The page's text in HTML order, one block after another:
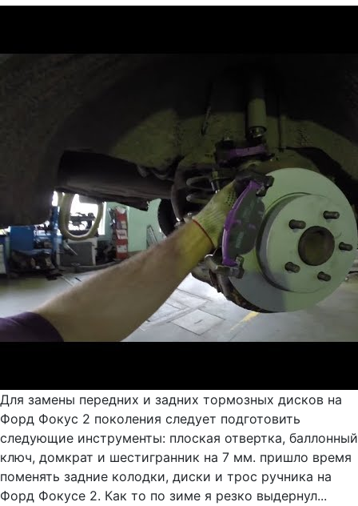
Для замены передних и задних тормозных дисков на
Форд Фокус 2 поколения следует подготовить
следующие инструменты: плоская отвертка, баллонный
ключ, домкрат и шестигранник на 7 мм. пришло время
поменять задние колодки, диски и трос ручника на
Форд Фокусе 2. Как то по зиме я резко выдернул...